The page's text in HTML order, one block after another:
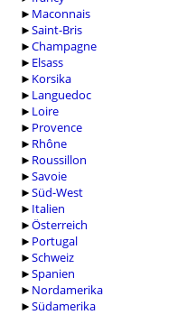
► Maconnais
►Saint-Bris
►Champagne
► Elsass
► Korsika
► Languedoc
► Loire
► Provence
► Rhône
► Roussillon
►Savoie
►Süd-West
► Italien
►Österreich
► Portugal
►Schweiz
►Spanien
► Nordamerika
►Südamerika